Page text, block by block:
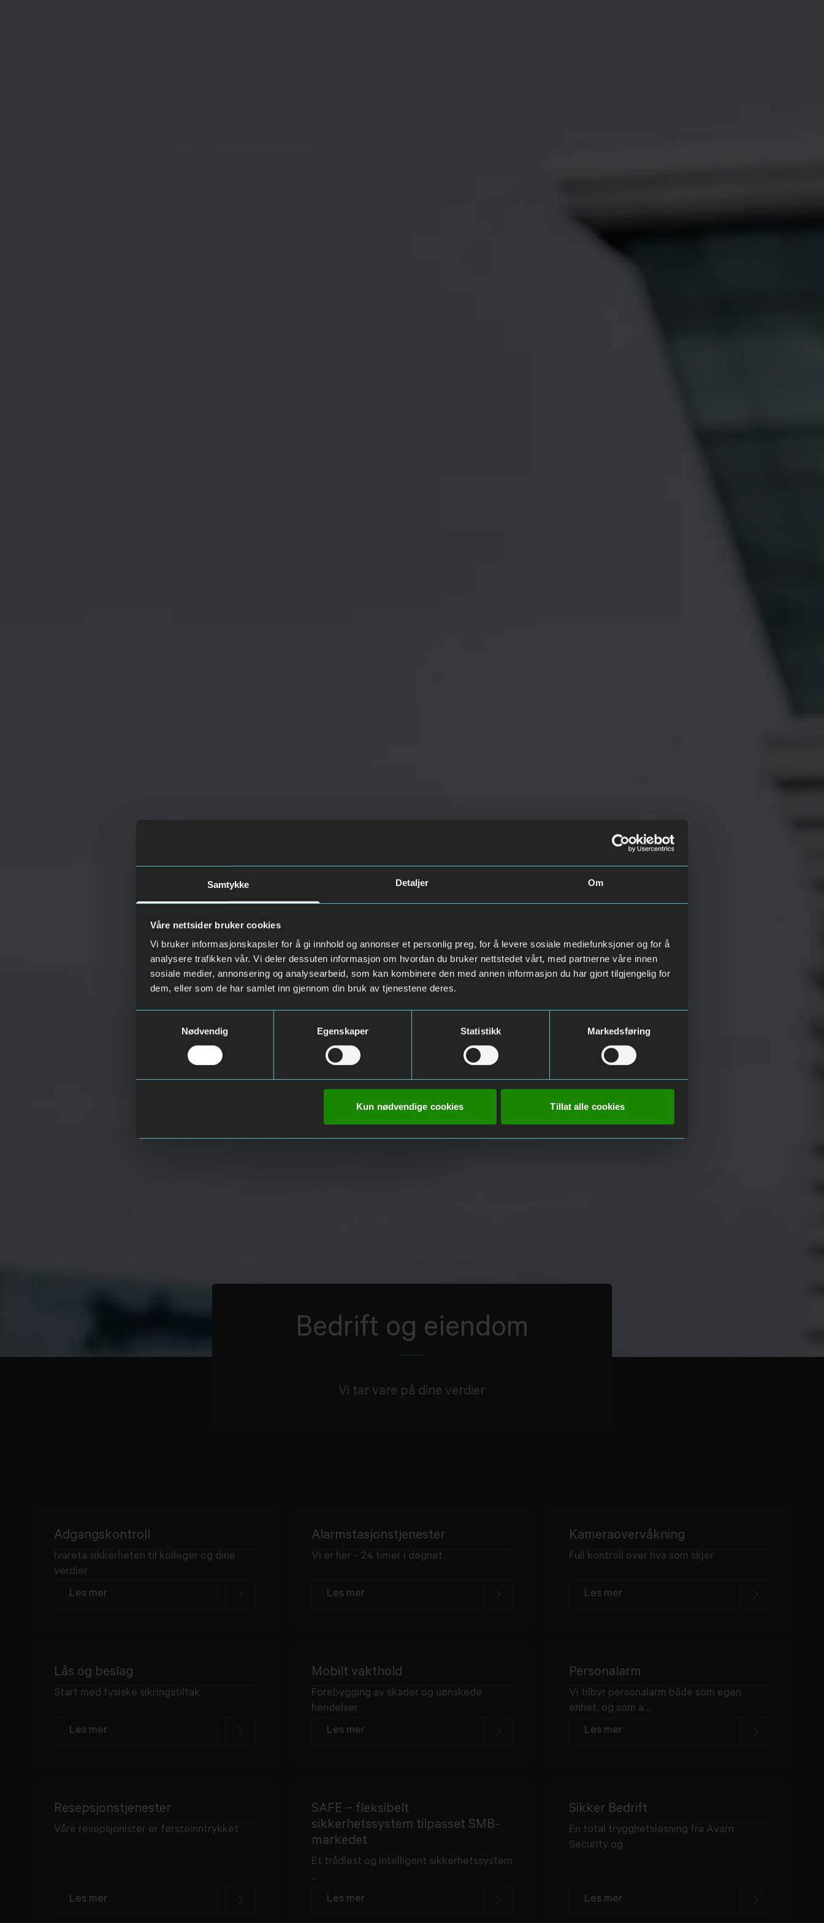
Samtykke Detaljer Om
Våre nettsider bruker cookies
Vi bruker informasjonskapsler for å gi innhold og annonser et personlig preg, for å levere sosiale mediefunksjoner og for å
analysere trafikken vår. Vi deler dessuten informasjon om hvordan du bruker nettstedet vårt, med partnerne våre innen
sosiale medier, annonsering og analysearbeid, som kan kombinere den med annen informasjon du har gjort tilgjengelig for
dem, eller som de har samlet inn gjennom din bruk av tjenestene deres.
Nødvendig
Egenskaper Statistikk Markedsføring
Kun nødvendige cookies Tillat alle cookies
Bedrift og eiendom
Vi tar vare på dine verdier
Adgangskontroll
Ivareta sikkerheten til kolleger og dine
verdier
Les mer
Alarmstasjonstjenester
Vi er her - 24 timer i døgnet
Les mer
Kameraovervåkning
Full kontroll over hva som skjer
Les mer
Lås og beslag
Start med fysiske sikringstiltak
Les mer
Mobilt vakthold
Forebygging av skader og uønskede
hendelser
Les mer
Personalarm
Vi tilbyr personalarm både som egen
enhet, og som a ..
Les mer
Resepsjonstjenester
Våre resepsjonister er førsteinntrykket
Les mer
SAFE – fleksibelt
sikkerhetssystem tilpasset SMB-
markedet
Et trådløst og intelligent sikkerhetssystem
..
Les mer
Sikker Bedrift
En total trygghetsløsning fra Avarn
Security og
Les mer